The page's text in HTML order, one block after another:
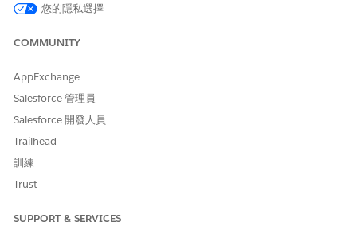
請讓我們知道，以便我們改進！
您的隱私選擇
COMMUNITY
AppExchange
Salesforce 管理員
Salesforce 開發人員
Trailhead
訓練
Trust
SUPPORT & SERVICES